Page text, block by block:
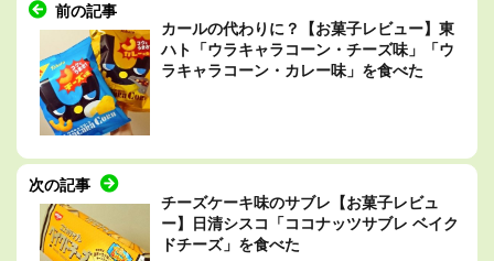
前の記事
カールの代わりに？【お菓子レビュー】東
ハト「ウラキャラコーン・チーズ味」「ウ
ラキャラコーン・カレー味」を食べた
次の記事
チーズケーキ味のサブレ【お菓子レビュ
ー】日清シスコ「ココナッツサブレ ベイク
ドチーズ」を食べた